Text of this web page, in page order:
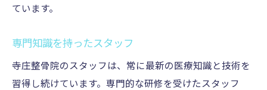
ています。
専門知識を持ったスタッフ
寺庄整骨院のスタッフは、常に最新の医療知識と技術を
習得し続けています。専門的な研修を受けたスタッフ